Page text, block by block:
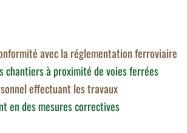
avec la réglementation ferroviaire
chantiers à proximité de voies ferrées
effectuant les travaux
en des mesures correctives